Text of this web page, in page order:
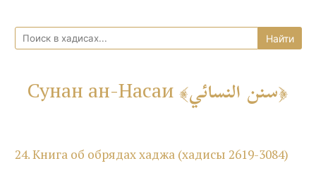
Сунан ан-Насаи سنن النسائي
24. Книга об обрядах хаджа (хадисы 2619-3084)